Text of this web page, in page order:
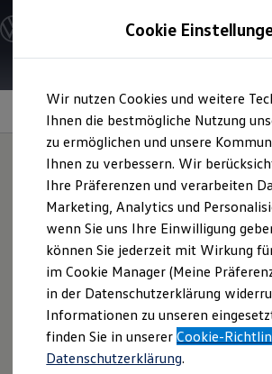
Hauptinhalt
springen
Footer
springen
Modelle und Konfigurator
Konfigurator
Modelle vergleichen
Elektroautos
ENERGY Sondermodelle
Nutzfahrzeuge
SUV und CUV
Familienautos
Kombis
Kompaktwagen
Sportwagen
Schnell verfügbare Fahrzeuge
Angebote und Produkte
Aktuelle Angebote
E-Auto-Förderung
Volkswagen Marktplatz
Die ENERGY Sondermodelle
Junge Gebrauchtwagen und
Volkswagen Zertifizierte
Elektromobilität bei
Dekorfolie
Wappen“für
Tiguan
Zeigen Sie Ihre Liebe zum Volkswagen
Geburtsstätte und statten Sie Ihren
Cookie
Wir nutzen Cookies und weitere
Ihnen die bestmögliche Nutzung
zu ermöglichen und unsere
Ihnen zu verbessern. Wir
Ihre Präferenzen und verarbeiten
Marketing, Analytics und
wenn Sie uns Ihre Einwilligung
können Sie jederzeit mit Wirkung
im Cookie Manager (Meine
in der Datenschutzerklärung
Informationen zu unseren
finden Sie in unsererCookie-
Datenschutzerklärung.